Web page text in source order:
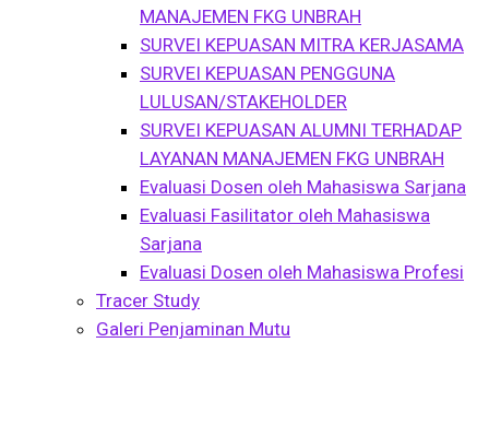
MANAJEMEN FKG UNBRAH
SURVEI KEPUASAN MITRA KERJASAMA
SURVEI KEPUASAN PENGGUNA
LULUSAN/STAKEHOLDER
SURVEI KEPUASAN ALUMNI TERHADAP
LAYANAN MANAJEMEN FKG UNBRAH
Evaluasi Dosen oleh Mahasiswa Sarjana
Evaluasi Fasilitator oleh Mahasiswa
Sarjana
Evaluasi Dosen oleh Mahasiswa Profesi
Tracer Study
Galeri Penjaminan Mutu